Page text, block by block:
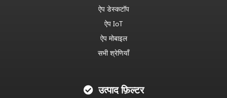
ऐप डेस्कटॉप
ऐप IoT
ऐप मोबाइल
सभी श्रेणियाँ
उत्पाद फ़िल्टर